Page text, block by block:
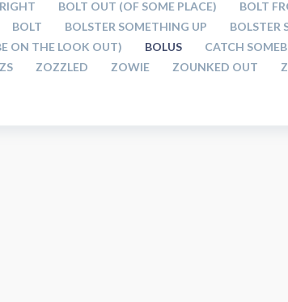
BOLT OUT (OF SOME PLACE) BOLT
BOLT BOLSTER SOMETHING UP
BOLSTER
ON THE LOOK OUT) BOLUS
CATCH
ZS ZOZZLED ZOWIE ZOUNKED OUT